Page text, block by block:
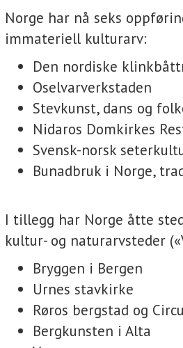
Norge har nå seks
immateriell kulturarv:
Den nordiske
Oselvarverkstaden
Stevkunst, dans og
Nidaros Domkirkes
Svensk-norsk
Bunadbruk i Norge,
I tillegg har Norge åtte
kultur- og naturarvsteder
Bryggen i Bergen
Urnes stavkirke
Røros bergstad og
Bergkunsten i Alta